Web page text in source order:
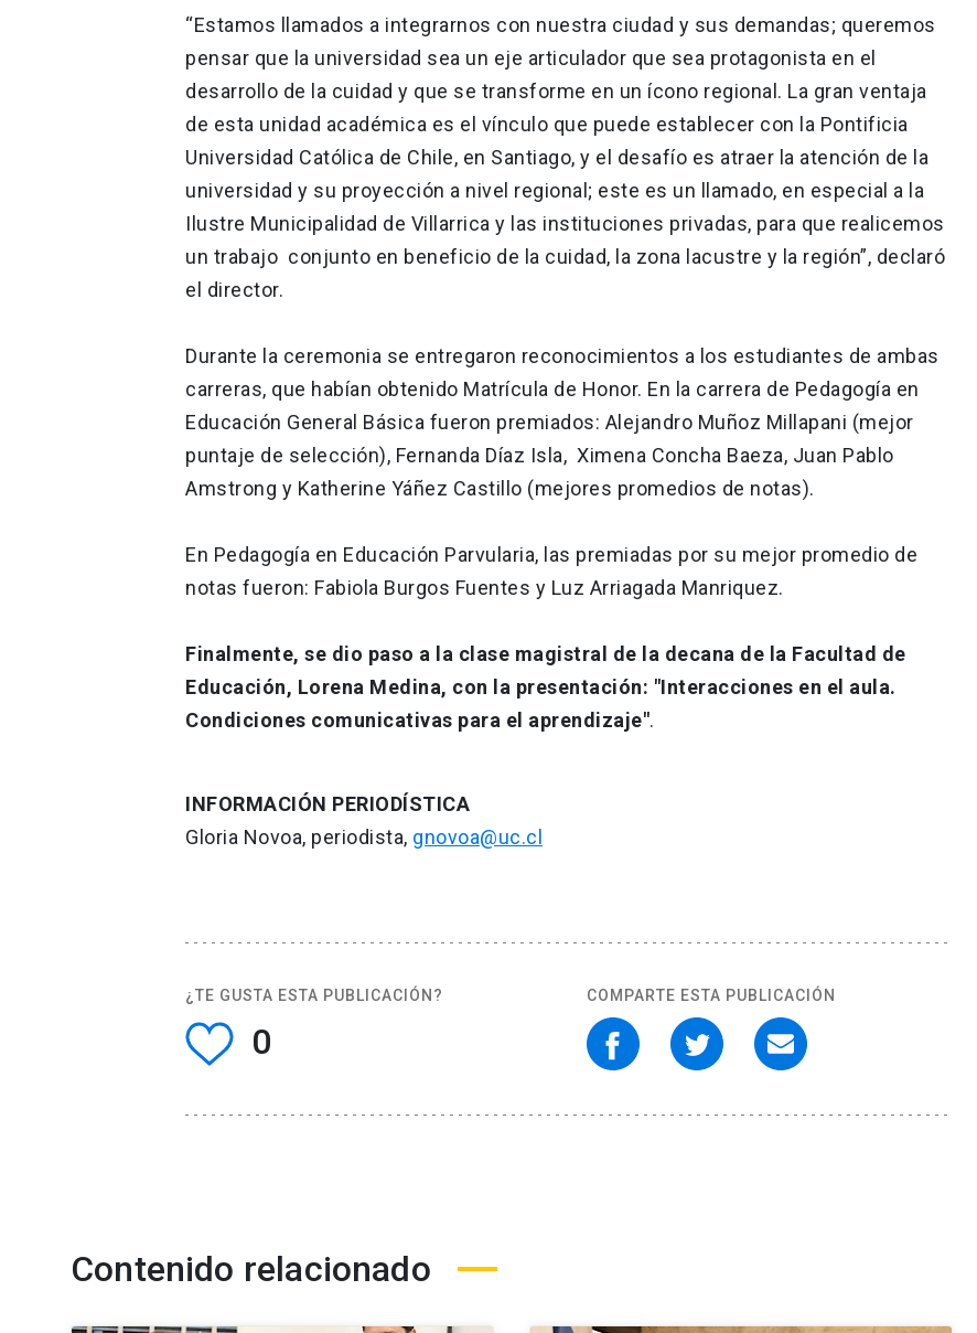
“Estamos llamados a integrarnos con nuestra ciudad y sus demandas; queremos
pensar que la universidad sea un eje articulador que sea protagonista en el
desarrollo de la cuidad y que se transforme en un ícono regional. La gran ventaja
de esta unidad académica es el vínculo que puede establecer con la Pontificia
Universidad Católica de Chile, en Santiago, y el desafío es atraer la atención de la
universidad y su proyección a nivel regional; este es un llamado, en especial a la
Ilustre Municipalidad de Villarrica y las instituciones privadas, para que realicemos
un trabajo conjunto en beneficio de la cuidad, la zona lacustre y la región”, declaró
el director.
Durante la ceremonia se entregaron reconocimientos a los estudiantes de ambas
carreras, que habían obtenido Matrícula de Honor. En la carrera de Pedagogía en
Educación General Básica fueron premiados: Alejandro Muñoz Millapani (mejor
puntaje de selección), Fernanda Díaz Isla, Ximena Concha Baeza, Juan Pablo
Amstrong y Katherine Yáñez Castillo (mejores promedios de notas).
En Pedagogía en Educación Parvularia, las premiadas por su mejor promedio de
notas fueron: Fabiola Burgos Fuentes y Luz Arriagada Manriquez.
Finalmente, se dio paso a la clase magistral de la decana de la Facultad de
Educación, Lorena Medina, con la presentación: "Interacciones en el aula.
Condiciones comunicativas para el aprendizaje".
INFORMACIÓN PERIODÍSTICA
Gloria Novoa, periodista, gnovoa@uc.cl
¿TE GUSTA ESTA PUBLICACIÓN?
0
COMPARTE ESTA PUBLICACIÓN
Contenido relacionado